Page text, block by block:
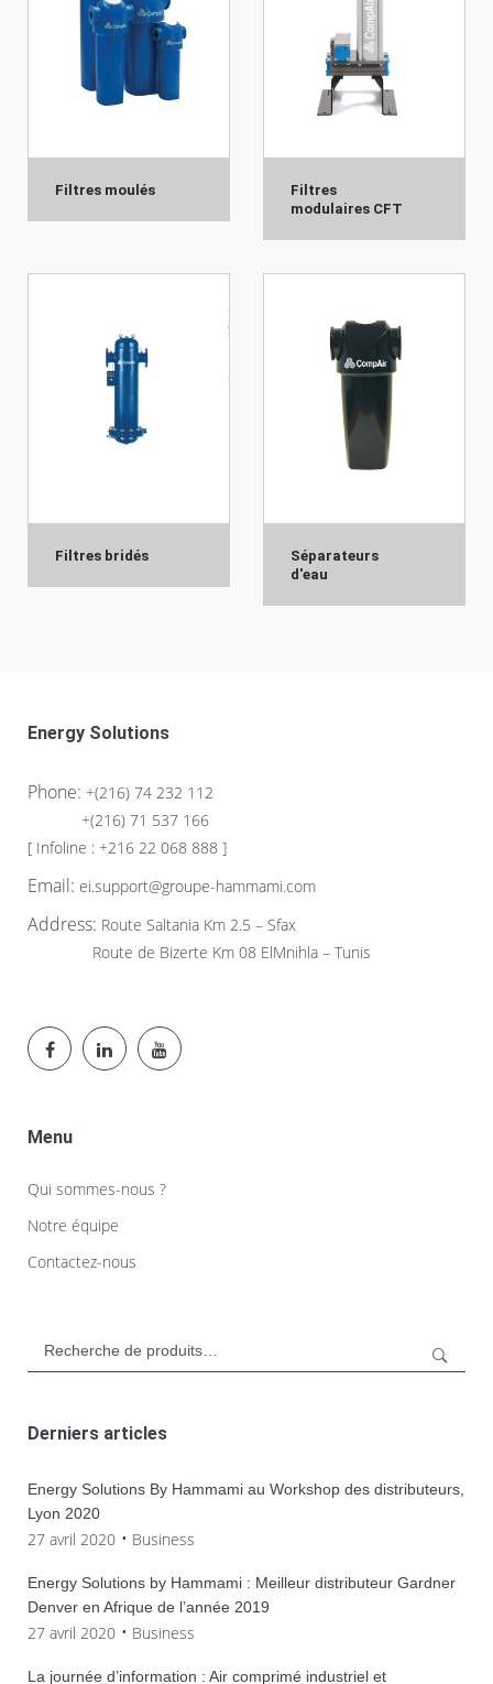
Filtres moulés
Filtres
modulaires CFT
Filtres bridés
Séparateurs
d'eau
Energy Solutions
Phone: +(216) 74 232 112
+(216) 71 537 166
[ Infoline : +216 22 068 888 ]
Email: ei.support@groupe-hammami.com
Address: Route Saltania Km 2.5 – Sfax
Route de Bizerte Km 08 ElMnihla – Tunis
Menu
Qui sommes-nous ?
Notre équipe
Contactez-nous
Rechercher:
Derniers articles
Energy Solutions By Hammami au Workshop des distributeurs,
Lyon 2020
27 avril 2020 Business
Energy Solutions by Hammami : Meilleur distributeur Gardner
Denver en Afrique de l’année 2019
27 avril 2020 Business
La journée d’information : Air comprimé industriel et